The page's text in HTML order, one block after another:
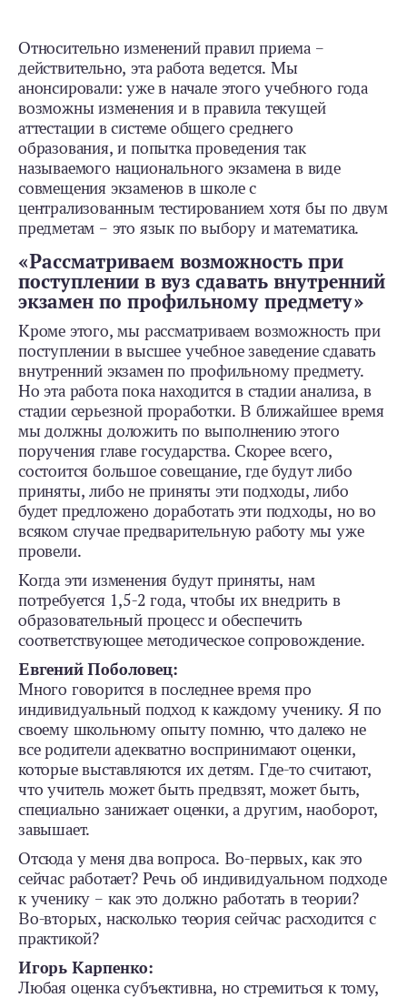
Относительно изменений правил приема –
действительно, эта работа ведется. Мы
анонсировали: уже в начале этого учебного года
возможны изменения и в правила текущей
аттестации в системе общего среднего
образования, и попытка проведения так
называемого национального экзамена в виде
совмещения экзаменов в школе с
централизованным тестированием хотя бы по двум
предметам – это язык по выбору и математика.
«Рассматриваем возможность при
поступлении в вуз сдавать внутренний
экзамен по профильному предмету»
Кроме этого, мы рассматриваем возможность при
поступлении в высшее учебное заведение сдавать
внутренний экзамен по профильному предмету.
Но эта работа пока находится в стадии анализа, в
стадии серьезной проработки. В ближайшее время
мы должны доложить по выполнению этого
поручения главе государства. Скорее всего,
состоится большое совещание, где будут либо
приняты, либо не приняты эти подходы, либо
будет предложено доработать эти подходы, но во
всяком случае предварительную работу мы уже
провели.
Когда эти изменения будут приняты, нам
потребуется 1,5-2 года, чтобы их внедрить в
образовательный процесс и обеспечить
соответствующее методическое сопровождение.
Евгений Поболовец:
Много говорится в последнее время про
индивидуальный подход к каждому ученику. Я по
своему школьному опыту помню, что далеко не
все родители адекватно воспринимают оценки,
которые выставляются их детям. Где-то считают,
что учитель может быть предвзят, может быть,
специально занижает оценки, а другим, наоборот,
завышает.
Отсюда у меня два вопроса. Во-первых, как это
сейчас работает? Речь об индивидуальном подходе
к ученику – как это должно работать в теории?
Во-вторых, насколько теория сейчас расходится с
практикой?
Игорь Карпенко:
Любая оценка субъективна, но стремиться к тому,